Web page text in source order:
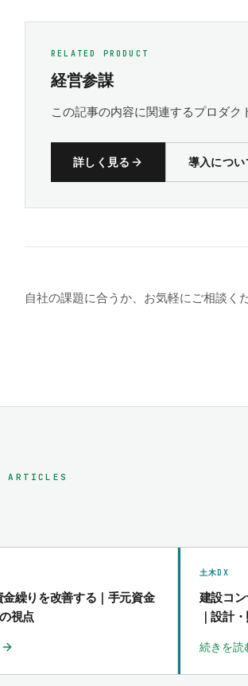
RELATED PRODUCT
経営参謀
この記事の内容に関連するプロダク
詳しく見る 導入につ
自社の課題に合うか、お気軽にご相談くだ
ARTICLES
繰りを改善する｜手元資金
視点
土木DX
建設コ
｜設計
続きを読